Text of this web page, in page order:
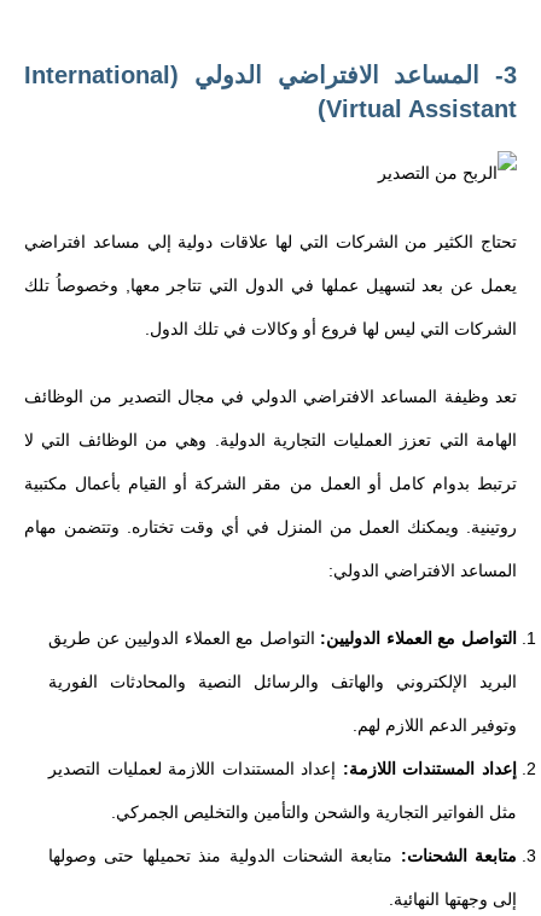
3- المساعد الافتراضي الدولي (International
Virtual Assistant)
تحتاج الكثير من الشركات التي لها علاقات دولية إلي مساعد افتراضي
يعمل عن بعد لتسهيل عملها في الدول التي تتاجر معها, وخصوصاُ تلك
الشركات التي ليس لها فروع أو وكالات في تلك الدول.
تعد وظيفة المساعد الافتراضي الدولي في مجال التصدير من الوظائف
الهامة التي تعزز العمليات التجارية الدولية. وهي من الوظائف التي لا
ترتبط بدوام كامل أو العمل من مقر الشركة أو القيام بأعمال مكتبية
روتينية. ويمكنك العمل من المنزل في أي وقت تختاره. وتتضمن مهام
المساعد الافتراضي الدولي:
التواصل مع العملاء الدوليين: التواصل مع العملاء الدوليين عن طريق
البريد الإلكتروني والهاتف والرسائل النصية والمحادثات الفورية
وتوفير الدعم اللازم لهم.
إعداد المستندات اللازمة: إعداد المستندات اللازمة لعمليات التصدير
مثل الفواتير التجارية والشحن والتأمين والتخليص الجمركي.
متابعة الشحنات: متابعة الشحنات الدولية منذ تحميلها حتى وصولها
إلى وجهتها النهائية.